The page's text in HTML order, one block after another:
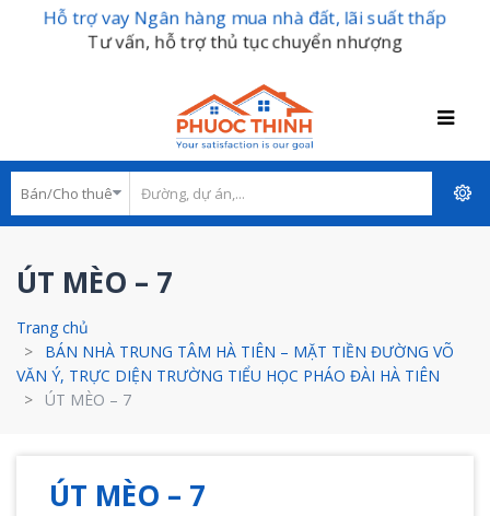
Hỗ trợ vay Ngân hàng mua nhà đất, lãi suất thấp
Tư vấn, hỗ trợ thủ tục chuyển nhượng
ÚT MÈO – 7
Trang chủ
BÁN NHÀ TRUNG TÂM HÀ TIÊN – MẶT TIỀN ĐƯỜNG VÕ
VĂN Ý, TRỰC DIỆN TRƯỜNG TIỂU HỌC PHÁO ĐÀI HÀ TIÊN
ÚT MÈO – 7
ÚT MÈO – 7